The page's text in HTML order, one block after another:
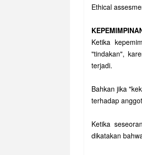
Ethical
Ketika
"tindakan",
terjadi.
Bahkan jika
terhadap
Ketika
dikatakan